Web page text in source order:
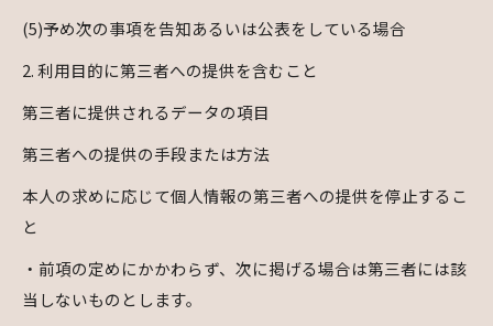
(5)予め次の事項を告知あるいは公表をしている場合
2. 利用目的に第三者への提供を含むこと
第三者に提供されるデータの項目
第三者への提供の手段または方法
本人の求めに応じて個人情報の第三者への提供を停止するこ
と
・前項の定めにかかわらず、次に掲げる場合は第三者には該
当しないものとします。